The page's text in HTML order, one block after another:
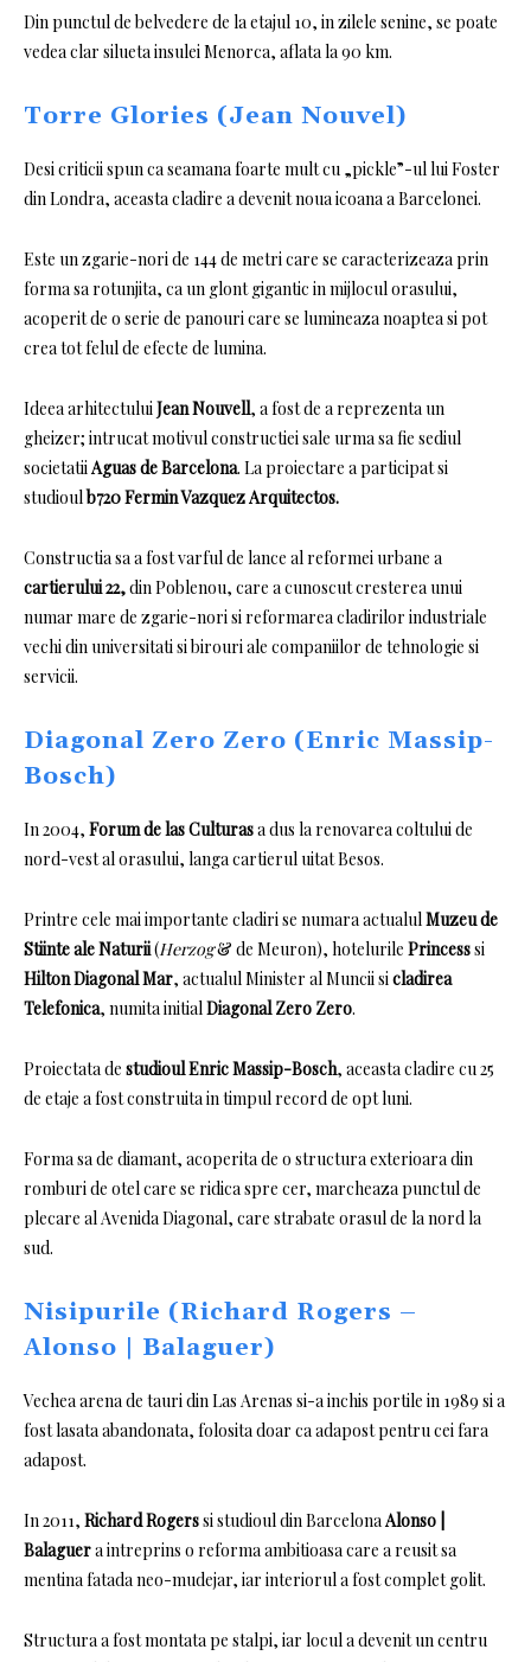
Din punctul de belvedere de la etajul 10, in zilele senine, se poate
vedea clar silueta insulei Menorca, aflata la 90 km.
Torre Glories (Jean Nouvel)
Desi criticii spun ca seamana foarte mult cu „pickle”-ul lui Foster
din Londra, aceasta cladire a devenit noua icoana a Barcelonei.
Este un zgarie-nori de 144 de metri care se caracterizeaza prin
forma sa rotunjita, ca un glont gigantic in mijlocul orasului,
acoperit de o serie de panouri care se lumineaza noaptea si pot
crea tot felul de efecte de lumina.
Ideea arhitectuluiJean Nouvell, a fost de a reprezenta un
gheizer; intrucat motivul constructiei sale urma sa fie sediul
societatiiAguas de Barcelona. La proiectare a participat si
studioulb720 Fermin Vazquez Arquitectos.
Constructia sa a fost varful de lance al reformei urbane a
cartierului 22,din Poblenou, care a cunoscut cresterea unui
numar mare de zgarie-nori si reformarea cladirilor industriale
vechi din universitati si birouri ale companiilor de tehnologie si
servicii.
Diagonal Zero Zero (Enric Massip-
Bosch)
In 2004, Forum de las Culturasa dus la renovarea coltului de
nord-vest al orasului, langa cartierul uitat Besos.
Printre cele mai importante cladiri se numara actualulMuzeu de
Stiinte ale Naturii(Herzog& de Meuron), hotelurile Princesssi
Hilton Diagonal Mar, actualul Minister al Muncii sicladirea
Telefonica, numita initialDiagonal Zero Zero.
Proiectata de studioul Enric Massip-Bosch, aceasta cladire cu 25
de etaje a fost construita in timpul record de opt luni.
Forma sa de diamant, acoperita de o structura exterioara din
romburi de otel care se ridica spre cer, marcheaza punctul de
plecare al Avenida Diagonal, care strabate orasul de la nord la
sud.
Nisipurile (Richard Rogers –
Alonso | Balaguer)
Vechea arena de tauri din Las Arenas si-a inchis portile in 1989 si a
fost lasata abandonata, folosita doar ca adapost pentru cei fara
adapost.
In 2011, Richard Rogerssi studioul din BarcelonaAlonso |
Balaguera intreprins o reforma ambitioasa care a reusit sa
mentina fatada neo-mudejar, iar interiorul a fost complet golit.
Structura a fost montata pe stalpi, iar locul a devenit un centru